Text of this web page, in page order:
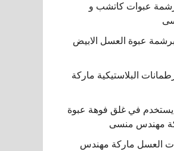
عبوات كاتشب و
عبوة العسل الابيض
البلاستيكية ماركة
يستخدم في غلق فوهة عبوة
مهندس منسى
العسل ماركة مهندس